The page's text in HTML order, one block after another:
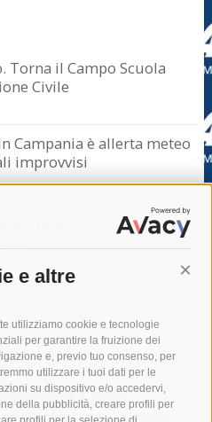
e altre
utilizziamo cookie e tecnologie
per garantire la fruizione dei
e, previo tuo consenso, per
utilizzare i tuoi dati per le
su dispositivo e/o accedervi,
della pubblicità, creare profili per
Torna il Campo Scuola
Civile
Campania è allerta meteo
improvvisi
interrotta la linea Eav
arresto